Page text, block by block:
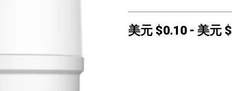
美元 $0.10 - 美元 $